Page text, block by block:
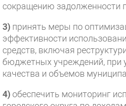
сокращению задолженности
3) принять меры по
эффективности
средств, включая
бюджетных учреждений, при
качества и объемов
4)обеспечить мониторинг